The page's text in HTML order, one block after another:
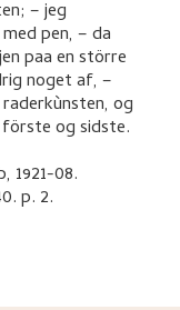
– jeg
pen, – da
paa en större
noget af, –
og
og sidste.
, 1921-08.
p. 2.